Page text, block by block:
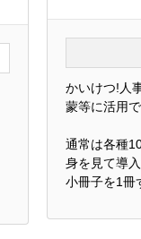
かいけつ!人
蒙等に活用
通常は各種
身を見て導
小冊子を1冊